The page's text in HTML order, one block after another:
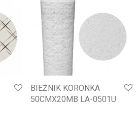
BIEŻNIK KORONKA
50CMX20MB LA-0501U